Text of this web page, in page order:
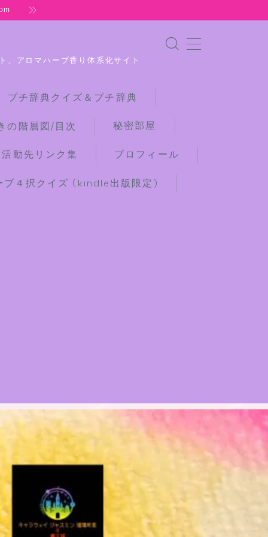
、アロマハーブ香り体系化サイト
チ辞典クイズ＆プチ辞典
の階層図/目次 秘密部屋
動先リンク集 プロフィール
４択クイズ (kindle出版限定)